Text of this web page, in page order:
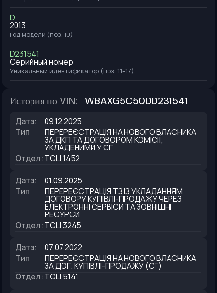
D
2013
Год модели (поз. 10)
D231541
Серийный номер
Уникальный идентификатор (поз. 11–17)
История по VIN: WBAXG5C50DD231541
Дата:
09.12.2025
Тип: ПЕРЕРЕЄСТРАЦІЯ НА НОВОГО ВЛАСНИКА
ЗА ДКП ТА ДОГОВОРОМ КОМІСІЇ,
УКЛАДЕНИМИ У СГ
Отдел: ТСЦ 1452
Дата:
01.09.2025
Тип: ПЕРЕРЕЄСТРАЦІЯ ТЗ ІЗ УКЛАДАННЯМ
ДОГОВОРУ КУПІВЛІ-ПРОДАЖУ ЧЕРЕЗ
ЕЛЕКТРОННІ СЕРВІСИ ТА ЗОВНІШНІ
РЕСУРСИ
Отдел: ТСЦ 3245
Дата:
07.07.2022
Тип: ПЕРЕРЕЄСТРАЦІЯ НА НОВОГО ВЛАСНИКА
ЗА ДОГ. КУПIВЛI-ПРОДАЖУ (СГ)
Отдел: ТСЦ 5141